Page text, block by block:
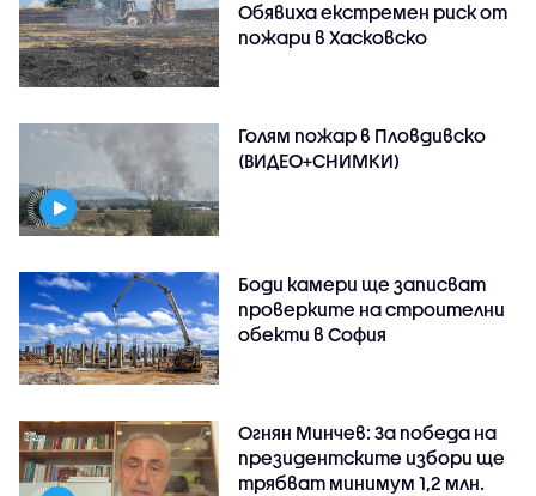
Обявиха екстремен риск от
пожари в Хасковско
Голям пожар в Пловдивско
(ВИДЕО+СНИМКИ)
Боди камери ще записват
проверките на строителни
обекти в София
Огнян Минчев: За победа на
президентските избори ще
трябват минимум 1,2 млн.